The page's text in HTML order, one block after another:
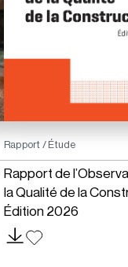
Rapport / Étude
Rapport de
la Qualité de la
Édition 2026